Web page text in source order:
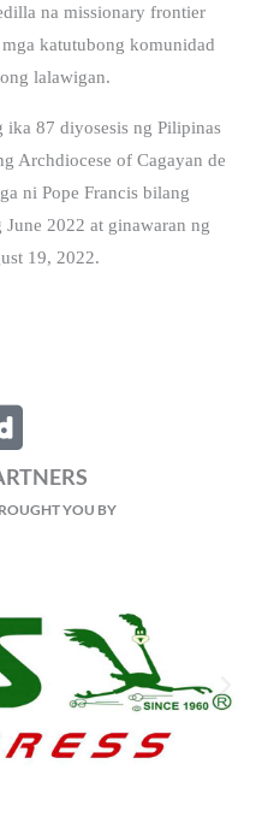
na missionary frontier
katutubong komunidad
lalawigan.
ika 87 diyosesis ng Pilipinas
Archdiocese of Cagayan de
ni Pope Francis bilang
2022 at ginawaran ng
19, 2022.
YOU BY